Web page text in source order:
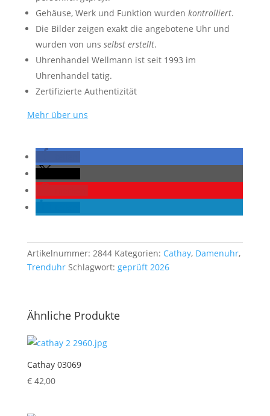
Gehäuse, Werk und Funktion wurden kontrolliert.
Die Bilder zeigen exakt die angebotene Uhr und
wurden von uns selbst erstellt.
Uhrenhandel Wellmann ist seit 1993 im
Uhrenhandel tätig.
Zertifizierte Authentizität
Mehr über uns
Artikelnummer: 2844 Kategorien: Cathay, Damenuhr,
Trenduhr Schlagwort: geprüft 2026
Ähnliche Produkte
Cathay 03069
€42,00